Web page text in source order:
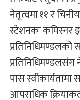
नेतृत्वमा ११ र
स्टेशनका कमिस्नर
प्रतिनिधिमण्डलको
प्रतिनिधिमण्डलसंग
पास स्वीकार्यतामा
आपराधिक